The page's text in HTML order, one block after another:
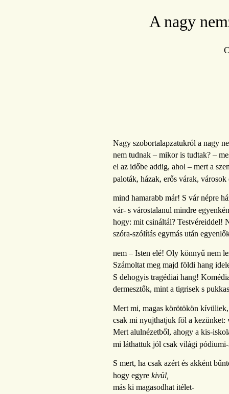
A nagy
Nagy szobortalapzatukról a nagy
nem tudnak – mikor is tudtak? –
el az időbe addig, ahol – mert a
paloták, házak, erős várak,
mind hamarabb már! S vár népre
vár- s várostalanul mindre
hogy: mit csináltál? Testvéreiddel!
szóra-szólítás egymás után
nem – Isten elé! Oly könnyű nem
Számoltat meg majd földi hang
S dehogyis tragédiai hang!
dermesztők, mint a tigrisek s
Mert mi, magas körötökön
csak mi nyujthatjuk föl a kezünket:
Mert alulnézetből, ahogy a kis-
mi láthattuk jól csak világi
S mert, ha csak azért és akként
hogy egyre kivül,
más ki magasodhat itélet-